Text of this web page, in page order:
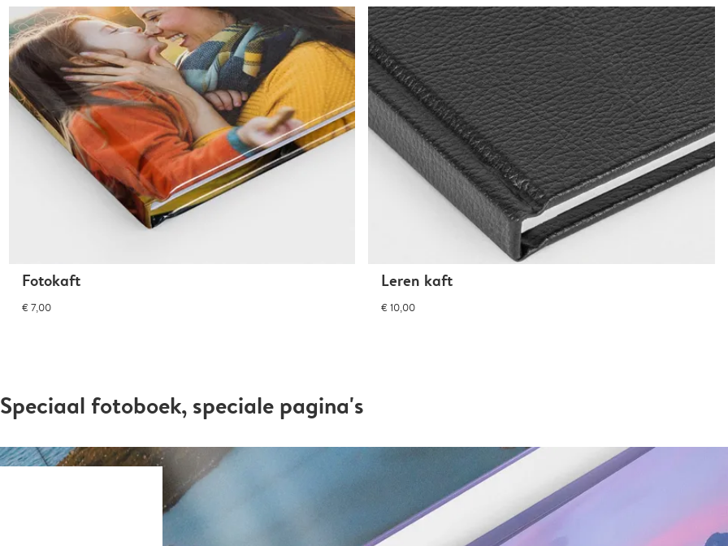
Fotokaft
€ 7,00
Leren kaft
€ 10,00
Speciaal fotoboek, speciale pagina's